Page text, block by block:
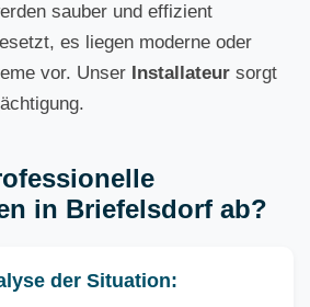
sauber und effizient
es liegen moderne oder
vor. Unser Installateur sorgt
in Briefelsdorf ab?
der Situation: